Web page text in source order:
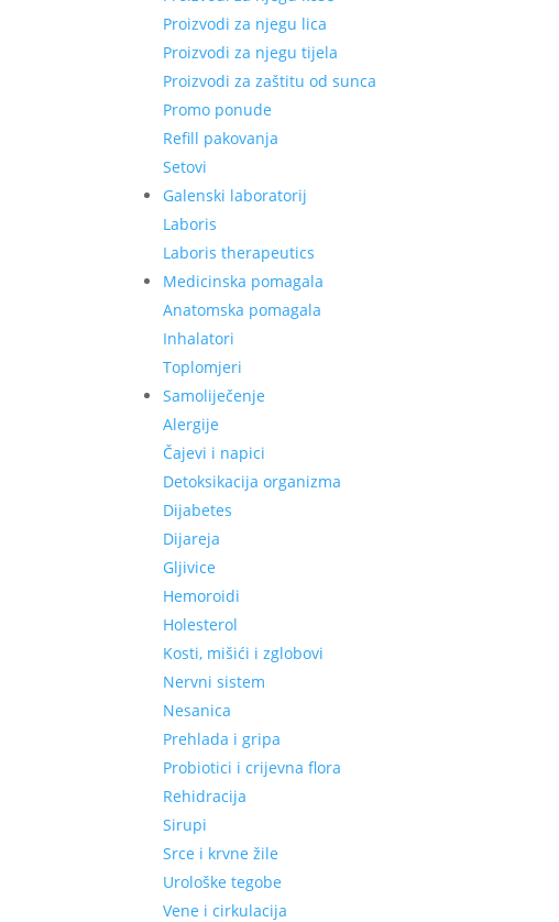
Proizvodi za njegu lica
Proizvodi za njegu tijela
Proizvodi za zaštitu od sunca
Promo ponude
Refill pakovanja
Setovi
Galenski laboratorij
Laboris
Laboris therapeutics
Medicinska pomagala
Anatomska pomagala
Inhalatori
Toplomjeri
Samoliječenje
Alergije
Čajevi i napici
Detoksikacija organizma
Dijabetes
Dijareja
Gljivice
Hemoroidi
Holesterol
Kosti, mišići i zglobovi
Nervni sistem
Nesanica
Prehlada i gripa
Probiotici i crijevna flora
Rehidracija
Sirupi
Srce i krvne žile
Urološke tegobe
Vene i cirkulacija